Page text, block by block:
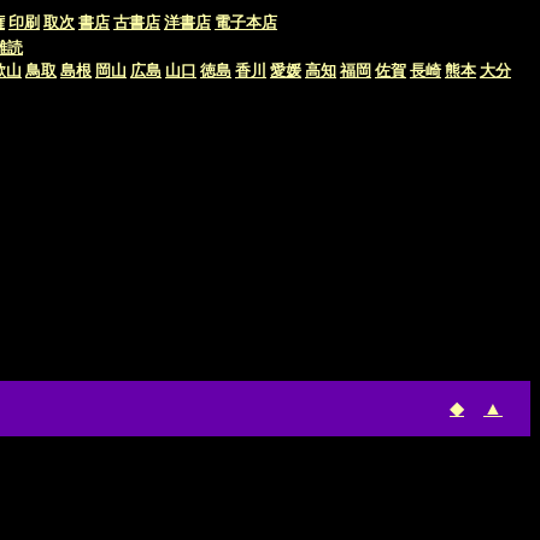
印刷 取次 書店 古書店 洋書店 電子本店
読
山 鳥取 島根 岡山 広島 山口 徳島 香川 愛媛 高知 福岡 佐賀 長崎 熊本 大分
◆ ▲